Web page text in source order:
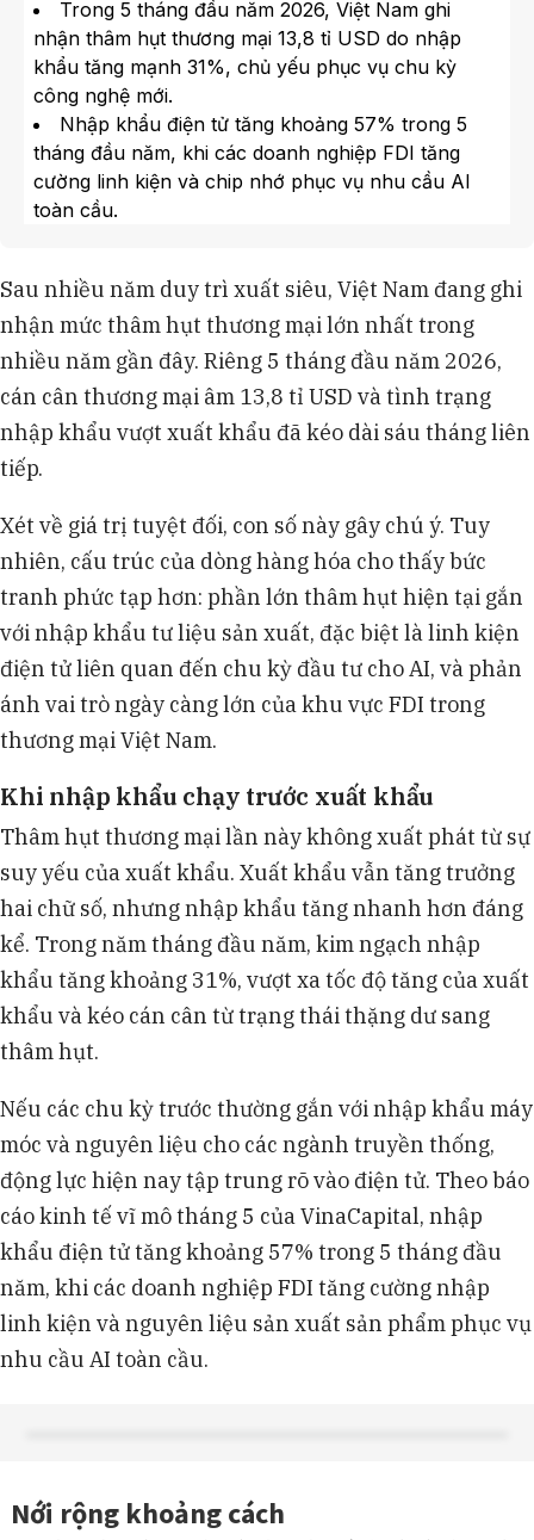
Trong 5 tháng đầu năm 2026, Việt Nam ghi
nhận thâm hụt thương mại 13,8 tỉ USD do nhập
khẩu tăng mạnh 31%, chủ yếu phục vụ chu kỳ
công nghệ mới.
Nhập khẩu điện tử tăng khoảng 57% trong 5
tháng đầu năm, khi các doanh nghiệp FDI tăng
cường linh kiện và chip nhớ phục vụ nhu cầu AI
toàn cầu.
đường cong J", khi nền kinh tế cần nhập khẩu
trước để tạo ra xuất khẩu sau.
Ông Vũ Việt Linh từ Maybank nhận định xuất
khẩu mang hình chữ K, khi khối FDI tăng 25% còn
khu vực trong nước chỉ tăng vỏn vẹn 2,5%.
Việt Nam kỳ vọng quay lại thặng dư vào cuối
năm 2026 nhờ xuất khẩu cải thiện và định hướng
Sau nhiều năm duy trì xuất siêu, Việt Nam đang ghi
nhận mức thâm hụt thương mại lớn nhất trong
nhiều năm gần đây. Riêng 5 tháng đầu năm 2026,
cán cân thương mại âm 13,8 tỉ USD và tình trạng
nhập khẩu vượt xuất khẩu đã kéo dài sáu tháng liên
tiếp.
Xét về giá trị tuyệt đối, con số này gây chú ý. Tuy
nhiên, cấu trúc của dòng hàng hóa cho thấy bức
tranh phức tạp hơn: phần lớn thâm hụt hiện tại gắn
với nhập khẩu tư liệu sản xuất, đặc biệt là linh kiện
điện tử liên quan đến chu kỳ đầu tư cho AI, và phản
ánh vai trò ngày càng lớn của khu vực FDI trong
thương mại Việt Nam.
Khi nhập khẩu chạy trước xuất khẩu
Thâm hụt thương mại lần này không xuất phát từ sự
suy yếu của xuất khẩu. Xuất khẩu vẫn tăng trưởng
hai chữ số, nhưng nhập khẩu tăng nhanh hơn đáng
kể. Trong năm tháng đầu năm, kim ngạch nhập
khẩu tăng khoảng 31%, vượt xa tốc độ tăng của xuất
khẩu và kéo cán cân từ trạng thái thặng dư sang
thâm hụt.
Nếu các chu kỳ trước thường gắn với nhập khẩu máy
móc và nguyên liệu cho các ngành truyền thống,
động lực hiện nay tập trung rõ vào điện tử. Theo báo
cáo kinh tế vĩ mô tháng 5 của VinaCapital, nhập
khẩu điện tử tăng khoảng 57% trong 5 tháng đầu
năm, khi các doanh nghiệp FDI tăng cường nhập
linh kiện và nguyên liệu sản xuất sản phẩm phục vụ
nhu cầu AI toàn cầu.